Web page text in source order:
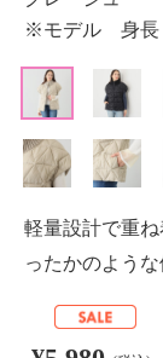
※モデル 身長
軽量設計で重
ったかのよう